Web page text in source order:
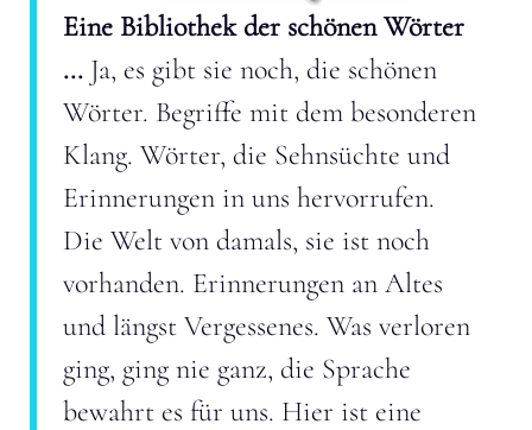
Eine Bibliothek der schönen Wörter
... Ja, es gibt sie noch, die schönen
Wörter. Begriffe mit dem besonderen
Klang. Wörter, die Sehnsüchte und
Erinnerungen in uns hervorrufen.
Die Welt von damals, sie ist noch
vorhanden. Erinnerungen an Altes
und längst Vergessenes. Was verloren
ging, ging nie ganz, die Sprache
bewahrt es für uns. Hier ist eine